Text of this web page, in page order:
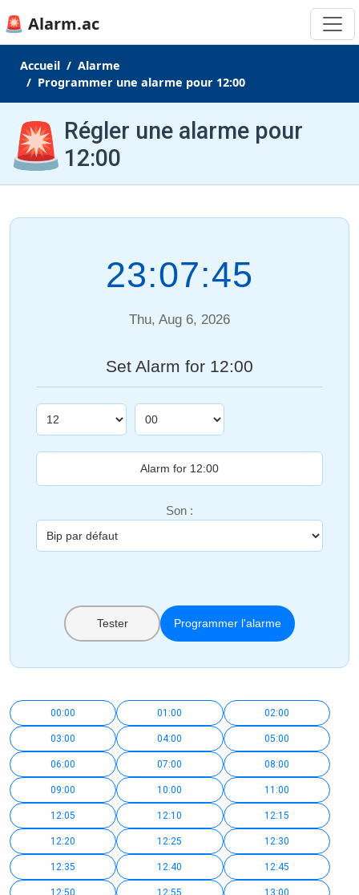
🚨 Alarm.ac
Accueil
Alarme
Programmer une alarme pour 12:00
🚨 Régler une alarme pour
12:00
23:07:46
Thu, Aug 6, 2026
Set Alarm for 12:00
Son :
Tester Programmer l'alarme
00:00 01:00 02:00
03:00 04:00 05:00
06:00 07:00 08:00
09:00 10:00 11:00
12:05 12:10 12:15
12:20 12:25 12:30
12:35 12:40 12:45